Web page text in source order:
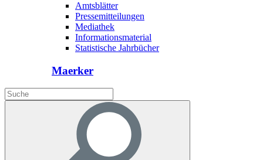
Amtsblätter
Pressemitteilungen
Mediathek
Informationsmaterial
Statistische Jahrbücher
Maerker